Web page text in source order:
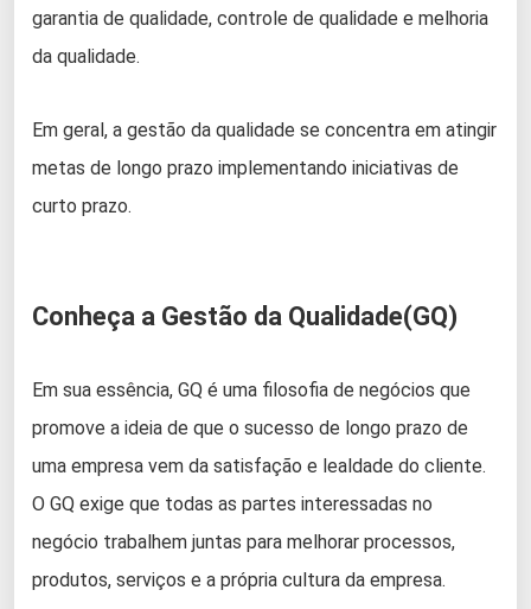
garantia de qualidade, controle de qualidade e melhoria
da qualidade.
Em geral, a gestão da qualidade se concentra em atingir
metas de longo prazo implementando iniciativas de
curto prazo.
Conheça a Gestão da Qualidade(GQ)
Em sua essência, GQ é uma filosofia de negócios que
promove a ideia de que o sucesso de longo prazo de
uma empresa vem da satisfação e lealdade do cliente.
O GQ exige que todas as partes interessadas no
negócio trabalhem juntas para melhorar processos,
produtos, serviços e a própria cultura da empresa.